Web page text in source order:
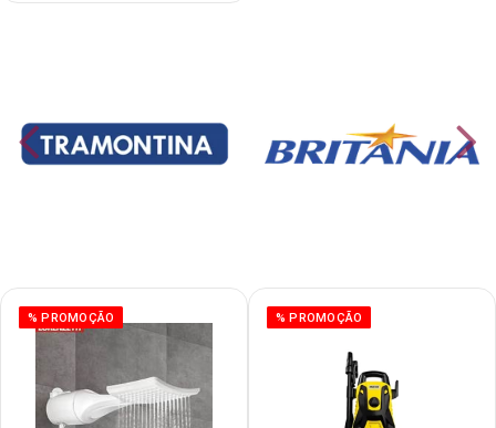
% PROMOÇÃO % PROMOÇÃO